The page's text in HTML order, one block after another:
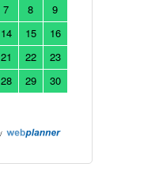
7 8
9
14 15
16
21 22
23
28 29
30